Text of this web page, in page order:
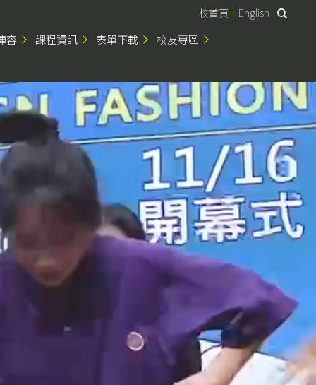
校首頁 English
容 課程資訊 表單下載 校友專區